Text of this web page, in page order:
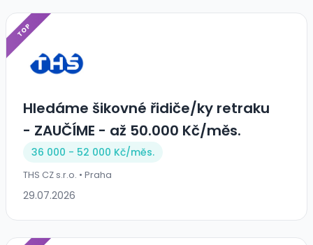
TOP
Hledáme šikovné řidiče/ky retraku
- ZAUČÍME - až 50.000 Kč/měs.
36 000 - 52 000 Kč/měs.
THS CZ s.r.o. • Praha
29.07.2026